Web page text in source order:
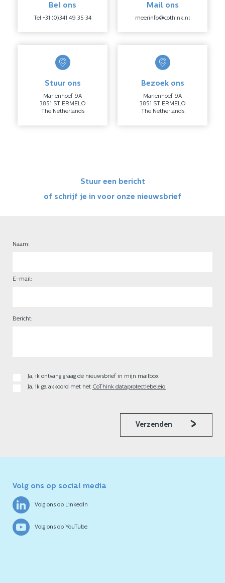
Bel ons
Tel +31 (0)341 49 35 34
Mail ons
meerinfo@cothink.nl
Stuur ons
Mariënhoef 9A
3851 ST ERMELO
The Netherlands
Bezoek ons
Mariënhoef 9A
3851 ST ERMELO
The Netherlands
Stuur een bericht
of schrijf je in voor onze nieuwsbrief
Naam:
E-mail:
Bericht:
Ja, ik ontvang graag de nieuwsbrief in mijn mailbox
Ja, ik ga akkoord met het CoThink dataprotectiebeleid
Verzenden
Volg ons op social media
Volg ons op LinkedIn
Volg ons op YouTube